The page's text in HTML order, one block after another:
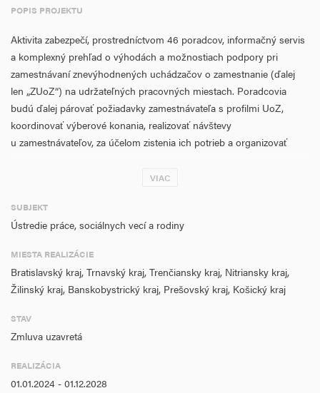
POPIS PROJEKTU
Aktivita zabezpečí, prostredníctvom 46 poradcov, informačný servis
a komplexný prehľad o výhodách a možnostiach podpory pri
zamestnávaní znevýhodnených uchádzačov o zamestnanie (ďalej
len „ZUoZ“) na udržateľných pracovných miestach. Poradcovia
budú ďalej párovať požiadavky zamestnávateľa s profilmi UoZ,
koordinovať výberové konania, realizovať návštevy
u zamestnávateľov, za účelom zistenia ich potrieb a organizovať
zamestnávateľov o možnostiach využívania webových stránok,
nadväzuje na predchádzajúci NP Spoločne hľadáme prácu II.
poskytovaním kvalitnejších a dostupnejších služieb, sprístupnením
širšieho portfólia informácii a poskytovaním služieb v oblasti
mobility pracovnej sily v rámci EÚ/EHP a Švajčiarska
poskytovaných služieb prispeje k celkovému zlepšeniu verejných
služieb zamestnanosti, k lepšej informovanosti, k zlepšeniu
postavenia UoZ na slovenskom trhu práce, ako aj na európskom
VIAC
SUBJEKT
Ústredie práce, sociálnych vecí a rodiny
MIESTA REALIZÁCIE
Bratislavský kraj, Trnavský kraj, Trenčiansky kraj, Nitriansky kraj,
Žilinský kraj, Banskobystrický kraj, Prešovský kraj, Košický kraj
STAV
Zmluva uzavretá
REALIZÁCIA
01.01.2024 - 01.12.2028